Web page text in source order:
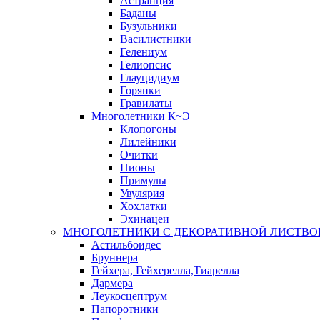
Баданы
Бузульники
Василистники
Гелениум
Гелиопсис
Глауцидиум
Горянки
Гравилаты
Многолетники К~Э
Клопогоны
Лилейники
Очитки
Пионы
Примулы
Увулярия
Хохлатки
Эхинацеи
МНОГОЛЕТНИКИ С ДЕКОРАТИВНОЙ
Астильбоидес
Бруннера
Гейхера, Гейхерелла,Тиарелла
Дармера
Леукосцептрум
Папоротники